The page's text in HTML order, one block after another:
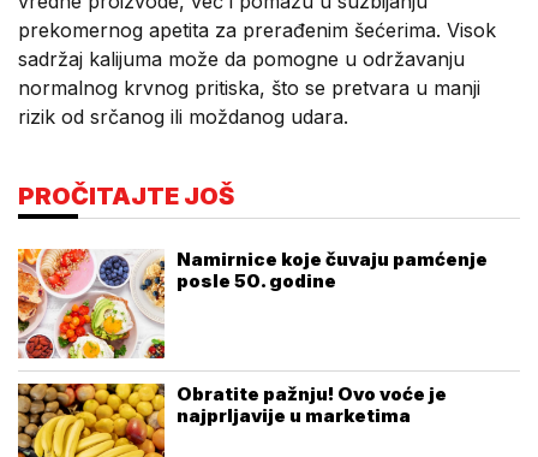
prekomernog apetita za prerađenim šećerima. Visok
sadržaj kalijuma može da pomogne u održavanju
normalnog krvnog pritiska, što se pretvara u manji
rizik od srčanog ili moždanog udara.
PROČITAJTE JOŠ
Namirnice koje čuvaju pamćenje
posle 50. godine
Obratite pažnju! Ovo voće je
najprljavije u marketima